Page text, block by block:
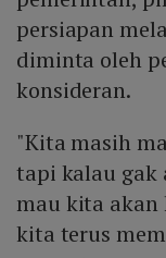
persiapan
diminta oleh
konsideran.
"Kita masih
tapi kalau gak
mau kita akan
kita terus